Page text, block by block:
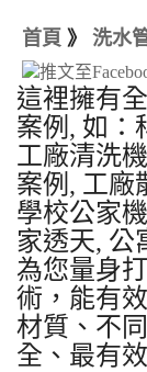
首頁 》 洗水
這裡擁有
案例, 如：
工廠清洗
案例, 工廠
學校公家
家透天, 公
為您量身
術，能有
材質、不
全、最有